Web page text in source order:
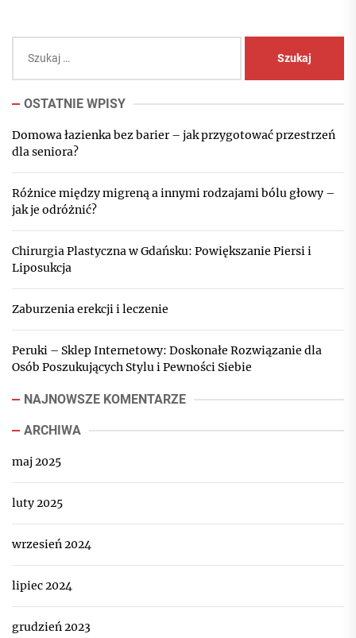
OSTATNIE WPISY
Domowa łazienka bez barier – jak przygotować przestrzeń
dla seniora?
Różnice między migreną a innymi rodzajami bólu głowy –
jak je odróżnić?
Chirurgia Plastyczna w Gdańsku: Powiększanie Piersi i
Liposukcja
Zaburzenia erekcji i leczenie
Peruki – Sklep Internetowy: Doskonałe Rozwiązanie dla
Osób Poszukujących Stylu i Pewności Siebie
NAJNOWSZE KOMENTARZE
ARCHIWA
maj 2025
luty 2025
wrzesień 2024
lipiec 2024
grudzień 2023